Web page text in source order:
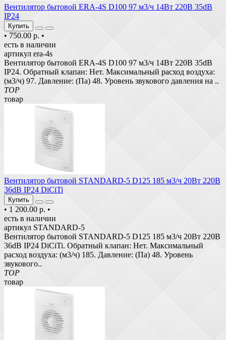
Вентилятор бытовой ERA-4S D100 97 м3/ч 14Вт 220В 35dB
IP24
Купить
• 750.00 р. •
есть в наличии
артикул era-4s
Вентилятор бытовой ERA-4S D100 97 м3/ч 14Вт 220В 35dB
IP24. Обратный клапан: Нет. Максимальный расход воздуха:
(м3/ч) 97. Давление: (Па) 48. Уровень звукового давления на ..
TOP
товар
Вентилятор бытовой STANDARD-5 D125 185 м3/ч 20Вт 220В
36dB IP24 DiCiTi
Купить
• 1 200.00 р. •
есть в наличии
артикул STANDARD-5
Вентилятор бытовой STANDARD-5 D125 185 м3/ч 20Вт 220В
36dB IP24 DiCiTi. Обратный клапан: Нет. Максимальный
расход воздуха: (м3/ч) 185. Давление: (Па) 48. Уровень
звукового..
TOP
товар